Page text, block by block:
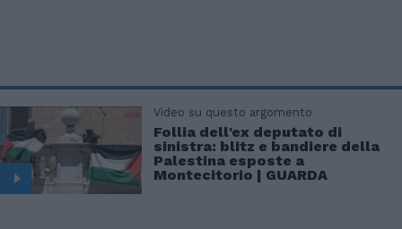
Video su questo argomento
Follia dell'ex deputato di
sinistra: blitz e bandiere della
Palestina esposte a
Montecitorio | GUARDA